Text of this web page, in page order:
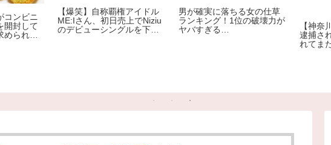
男が確実に落ちる女の仕草
ランキング！1位の破壊力が
ヤバすぎる…
【神奈川県】性犯罪で４回
逮捕された男、野放しにさ
【福岡】赤信号で
を渡っていた男、
ョンを鳴らされ
車を殴りへこま
称アメリカ人の男